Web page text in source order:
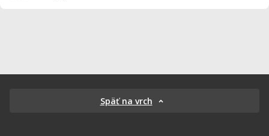
Späť na vrch